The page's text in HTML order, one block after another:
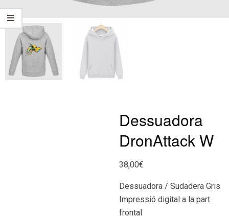
Dessuadora
DronAttack W
38,00€
Dessuadora / Sudadera Gris
Impressió digital a la part
frontal